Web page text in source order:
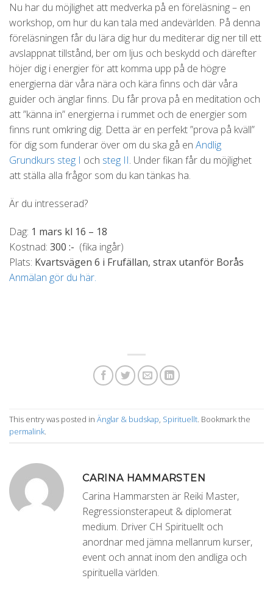
Nu har du möjlighet att medverka på en föreläsning – en
workshop, om hur du kan tala med andevärlden. På denna
föreläsningen får du lära dig hur du mediterar dig ner till ett
avslappnat tillstånd, ber om ljus och beskydd och därefter
höjer dig i energier för att komma upp på de högre
energierna där våra nära och kära finns och där våra
guider och änglar finns. Du får prova på en meditation och
att ”känna in” energierna i rummet och de energier som
finns runt omkring dig. Detta är en perfekt ”prova på kväll”
för dig som funderar över om du ska gå en Andlig
Grundkurs steg I och steg II. Under fikan får du möjlighet
att ställa alla frågor som du kan tänkas ha.
Är du intresserad?
Dag: 1 mars kl 16 – 18
Kostnad: 300 :- (fika ingår)
Plats: Kvartsvägen 6 i Frufällan, strax utanför Borås
Anmälan gör du här.
This entry was posted in Änglar & budskap, Spirituellt. Bookmark the
permalink.
CARINA HAMMARSTEN
Carina Hammarsten är Reiki Master,
Regressionsterapeut & diplomerat
medium. Driver CH Spirituellt och
anordnar med jämna mellanrum kurser,
event och annat inom den andliga och
spirituella världen.